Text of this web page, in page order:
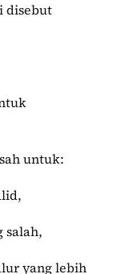
disebut
untuk:
salah,
yang lebih